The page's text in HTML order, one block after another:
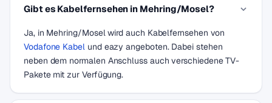
Gibt es Kabelfernsehen in Mehring/Mosel?
Ja, in Mehring/Mosel wird auch Kabelfernsehen von
Vodafone Kabelund eazy angeboten. Dabei stehen
neben dem normalen Anschluss auch verschiedene TV-
Pakete mit zur Verfügung.